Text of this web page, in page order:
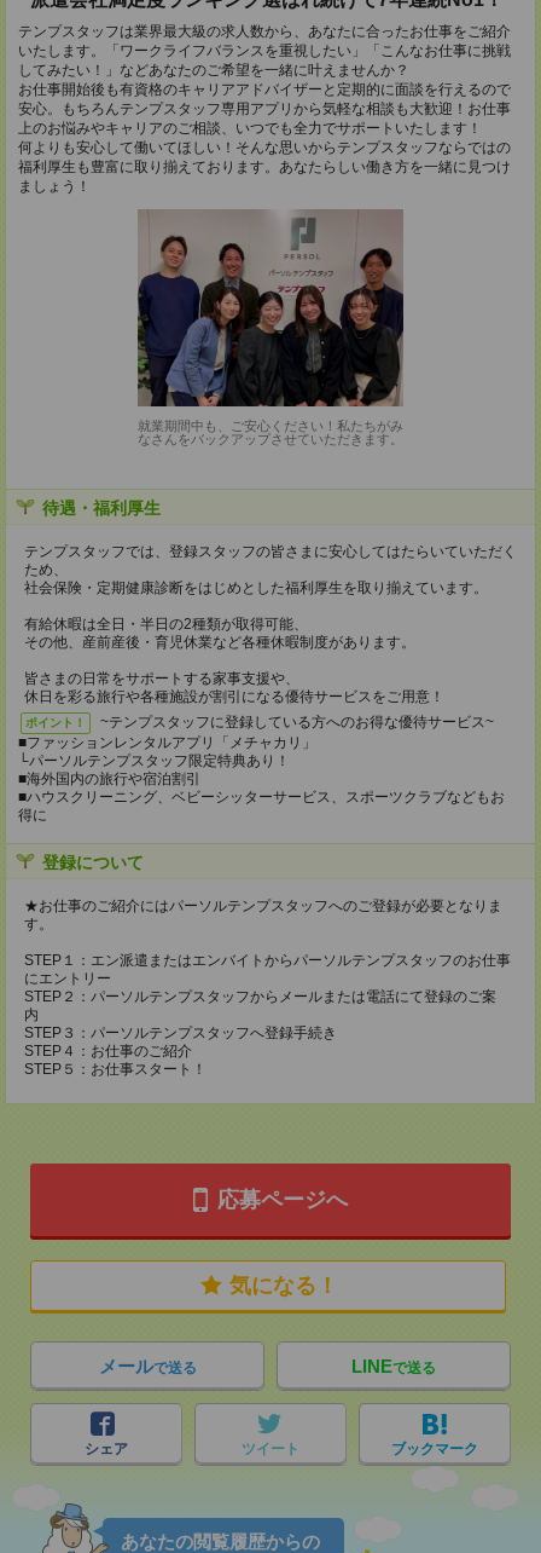
テンプスタッフは業界最大級の求人数から、あなたに合ったお仕事をご紹介
いたします。「ワークライフバランスを重視したい」「こんなお仕事に挑戦
してみたい！」などあなたのご希望を一緒に叶えませんか？
お仕事開始後も有資格のキャリアアドバイザーと定期的に面談を行えるので
安心。もちろんテンプスタッフ専用アプリから気軽な相談も大歓迎！お仕事
上のお悩みやキャリアのご相談、いつでも全力でサポートいたします！
何よりも安心して働いてほしい！そんな思いからテンプスタッフならではの
福利厚生も豊富に取り揃えております。あなたらしい働き方を一緒に見つけ
ましょう！
就業期間中も、ご安心ください！私たちがみ
なさんをバックアップさせていただきます。
待遇・福利厚生
テンプスタッフでは、登録スタッフの皆さまに安心してはたらいていただく
ため、
社会保険・定期健康診断をはじめとした福利厚生を取り揃えています。
有給休暇は全日・半日の2種類が取得可能、
その他、産前産後・育児休業など各種休暇制度があります。
皆さまの日常をサポートする家事支援や、
休日を彩る旅行や各種施設が割引になる優待サービスをご用意！
ポイント！
~テンプスタッフに登録している方へのお得な優待サービス~
■ファッションレンタルアプリ「メチャカリ」
└パーソルテンプスタッフ限定特典あり！
■海外国内の旅行や宿泊割引
■ハウスクリーニング、ベビーシッターサービス、スポーツクラブなどもお
得に
登録について
★お仕事のご紹介にはパーソルテンプスタッフへのご登録が必要となりま
す。
STEP１：エン派遣またはエンバイトからパーソルテンプスタッフのお仕事
にエントリー
STEP２：パーソルテンプスタッフからメールまたは電話にて登録のご案
内
STEP３：パーソルテンプスタッフへ登録手続き
STEP４：お仕事のご紹介
STEP５：お仕事スタート！
応募ページへ
気になる！
メールで送る LINEで送る
シェア ツイート ブックマーク
あなたの閲覧履歴からの